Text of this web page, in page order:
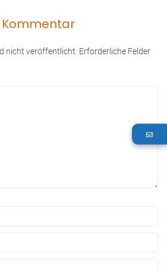
Kommentar
nicht veröffentlicht. Erforderliche Felder